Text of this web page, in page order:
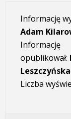
Informację
Adam
Informację
opublikował:
Leszczyńska
Liczba